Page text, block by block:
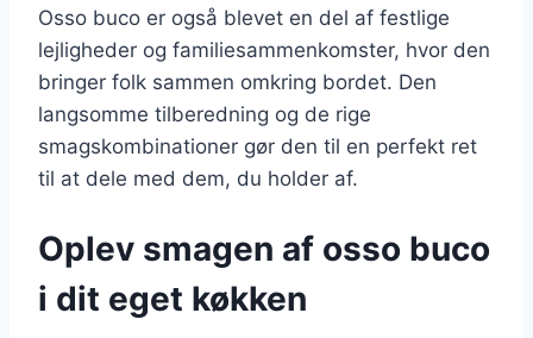
Osso buco er også blevet en del af festlige
lejligheder og familiesammenkomster, hvor den
bringer folk sammen omkring bordet. Den
langsomme tilberedning og de rige
smagskombinationer gør den til en perfekt ret
til at dele med dem, du holder af.
Oplev smagen af osso buco
i dit eget køkken